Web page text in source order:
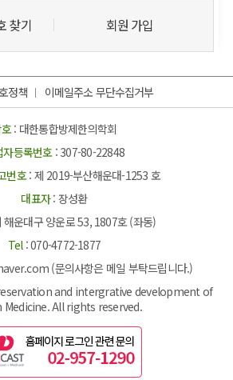
찾기 회원 가입
정책 이메일주소 무단수집거부
: 대한통합방제한의학회
자등록번호: 307-80-22848
번호: 제 2019-부산해운대-1253 호
대표자: 장성환
해운대구 양운로 53, 1807호 (좌동)
Tel: 070-4772-1877
(문의사항은 메일 부탁드립니다.)
and intergrative development of
Medicine. All rights reserved.